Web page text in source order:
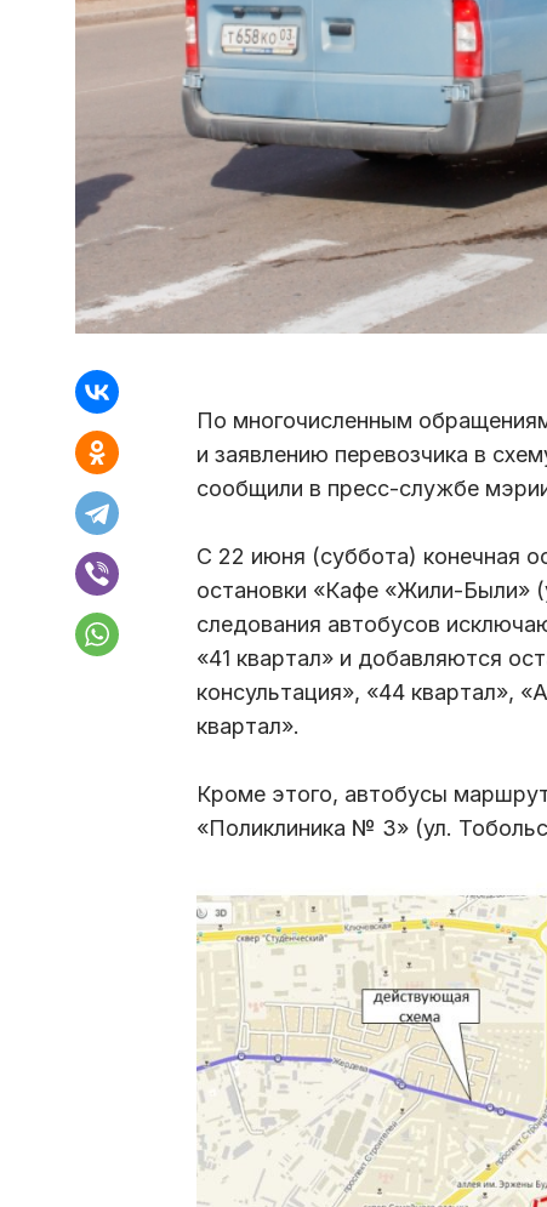
По многочисленным
и заявлению перевозчика в
сообщили в пресс-службе
С 22 июня (суббота) конечная
остановки «Кафе «Жили-Были»
следования автобусов
«41 квартал» и добавляются
консультация», «44 квартал»,
квартал».
Кроме этого, автобусы
«Поликлиника № 3» (ул.